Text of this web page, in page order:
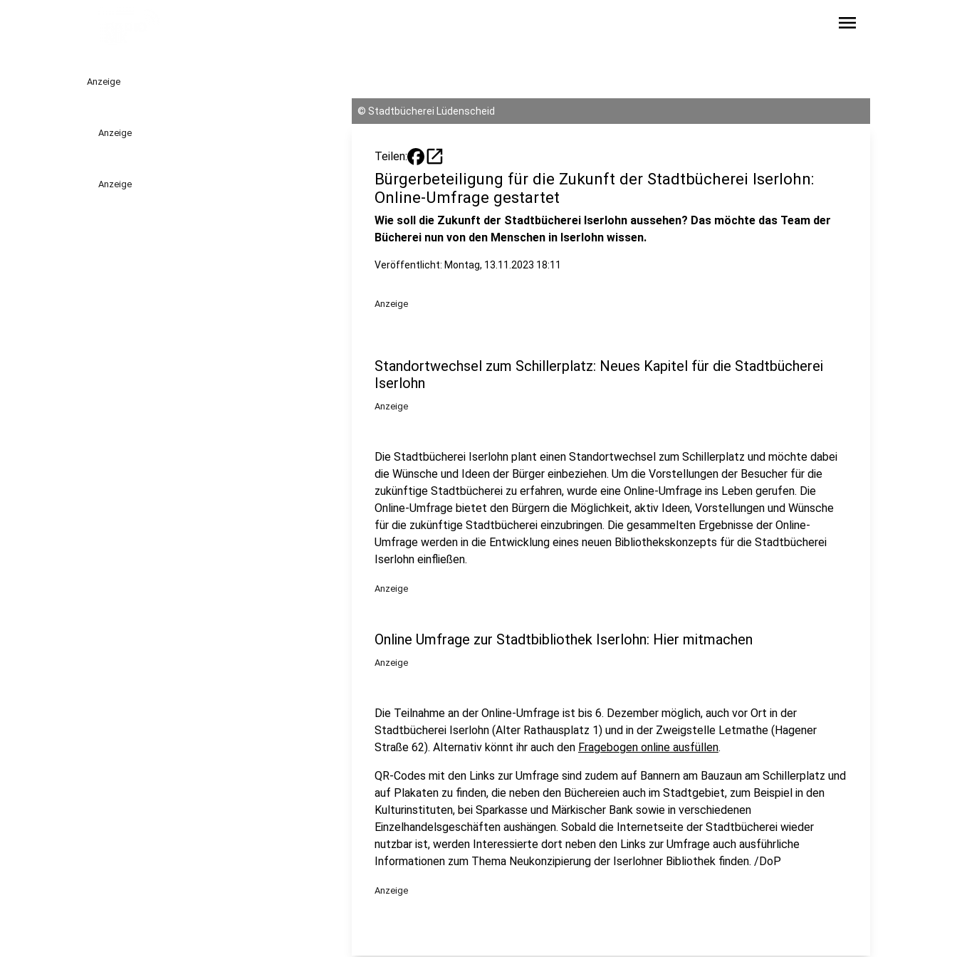
menu
Anzeige
Anzeige
Anzeige
© Stadtbücherei Lüdenscheid
Teilen: open_in_new
Bürgerbeteiligung für die Zukunft der Stadtbücherei Iserlohn:
Online-Umfrage gestartet
Wie soll die Zukunft der Stadtbücherei Iserlohn aussehen? Das möchte das Team der
Bücherei nun von den Menschen in Iserlohn wissen.
Veröffentlicht: Montag, 13.11.2023 18:11
Anzeige
Standortwechsel zum Schillerplatz: Neues Kapitel für die Stadtbücherei
Iserlohn
Anzeige
Die Stadtbücherei Iserlohn plant einen Standortwechsel zum Schillerplatz und möchte dabei
die Wünsche und Ideen der Bürger einbeziehen. Um die Vorstellungen der Besucher für die
zukünftige Stadtbücherei zu erfahren, wurde eine Online-Umfrage ins Leben gerufen. Die
Online-Umfrage bietet den Bürgern die Möglichkeit, aktiv Ideen, Vorstellungen und Wünsche
für die zukünftige Stadtbücherei einzubringen. Die gesammelten Ergebnisse der Online-
Umfrage werden in die Entwicklung eines neuen Bibliothekskonzepts für die Stadtbücherei
Iserlohn einfließen.
Anzeige
Online Umfrage zur Stadtbibliothek Iserlohn: Hier mitmachen
Anzeige
Die Teilnahme an der Online-Umfrage ist bis 6. Dezember möglich, auch vor Ort in der
Stadtbücherei Iserlohn (Alter Rathausplatz 1) und in der Zweigstelle Letmathe (Hagener
Straße 62). Alternativ könnt ihr auch den Fragebogen online ausfüllen.
QR-Codes mit den Links zur Umfrage sind zudem auf Bannern am Bauzaun am Schillerplatz und
auf Plakaten zu finden, die neben den Büchereien auch im Stadtgebiet, zum Beispiel in den
Kulturinstituten, bei Sparkasse und Märkischer Bank sowie in verschiedenen
Einzelhandelsgeschäften aushängen. Sobald die Internetseite der Stadtbücherei wieder
nutzbar ist, werden Interessierte dort neben den Links zur Umfrage auch ausführliche
Informationen zum Thema Neukonzipierung der Iserlohner Bibliothek finden. /DoP
Anzeige